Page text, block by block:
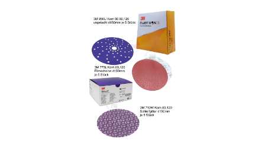
Bildergalerie überspringen